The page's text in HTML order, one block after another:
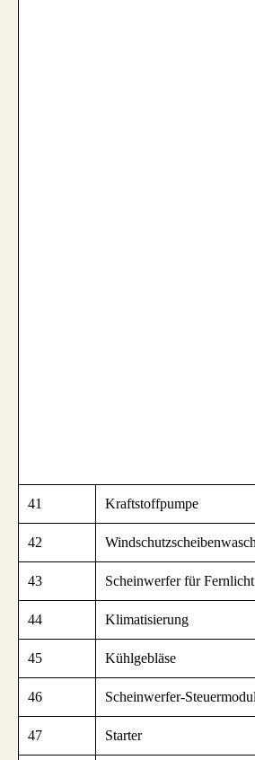
41 Kraftstoffpumpe
42
43 Scheinwerfer für Fernlicht
44 Klimatisierung
45 Kühlgebläse
46 Scheinwerfer-Steuermodul
47 Starter